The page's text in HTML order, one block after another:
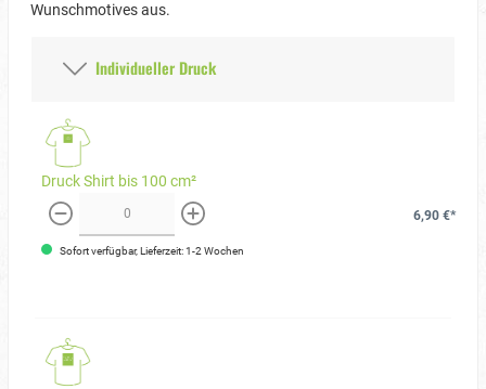
Wunschmotives aus.
Individueller Druck
Druck Shirt bis 100 cm²
weniger mehr
6,90 €*
Sofort verfügbar, Lieferzeit: 1-2 Wochen